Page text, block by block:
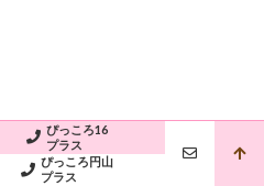
ぴっころ16
プラス
ぴっころ円山
プラス